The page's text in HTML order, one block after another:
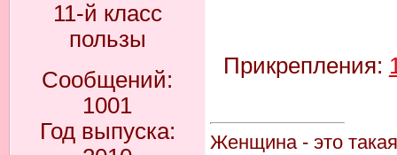
11-й класс
пользы
Сообщений:
1001
Год выпуска:
Прикрепления:
Женщина - это